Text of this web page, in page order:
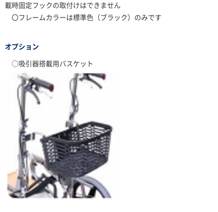
載時固定フックの取付けはできません
〇フレームカラーは標準色（ブラック）のみです
オプション
○吸引器搭載用バスケット